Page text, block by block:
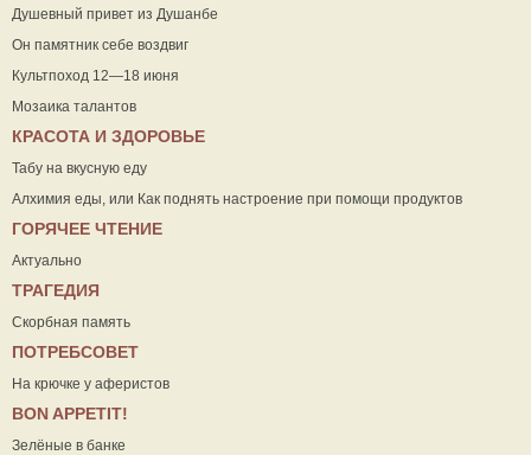
Душевный привет из Душанбе
Он памятник себе воздвиг
Культпоход 12—18 июня
Мозаика талантов
КРАСОТА И ЗДОРОВЬЕ
Табу на вкусную еду
Алхимия еды, или Как поднять настроение при помощи продуктов
ГОРЯЧЕЕ ЧТЕНИЕ
Актуально
ТРАГЕДИЯ
Скорбная память
ПОТРЕБСОВЕТ
На крючке у аферистов
ВON APPETIT!
Зелёные в банке